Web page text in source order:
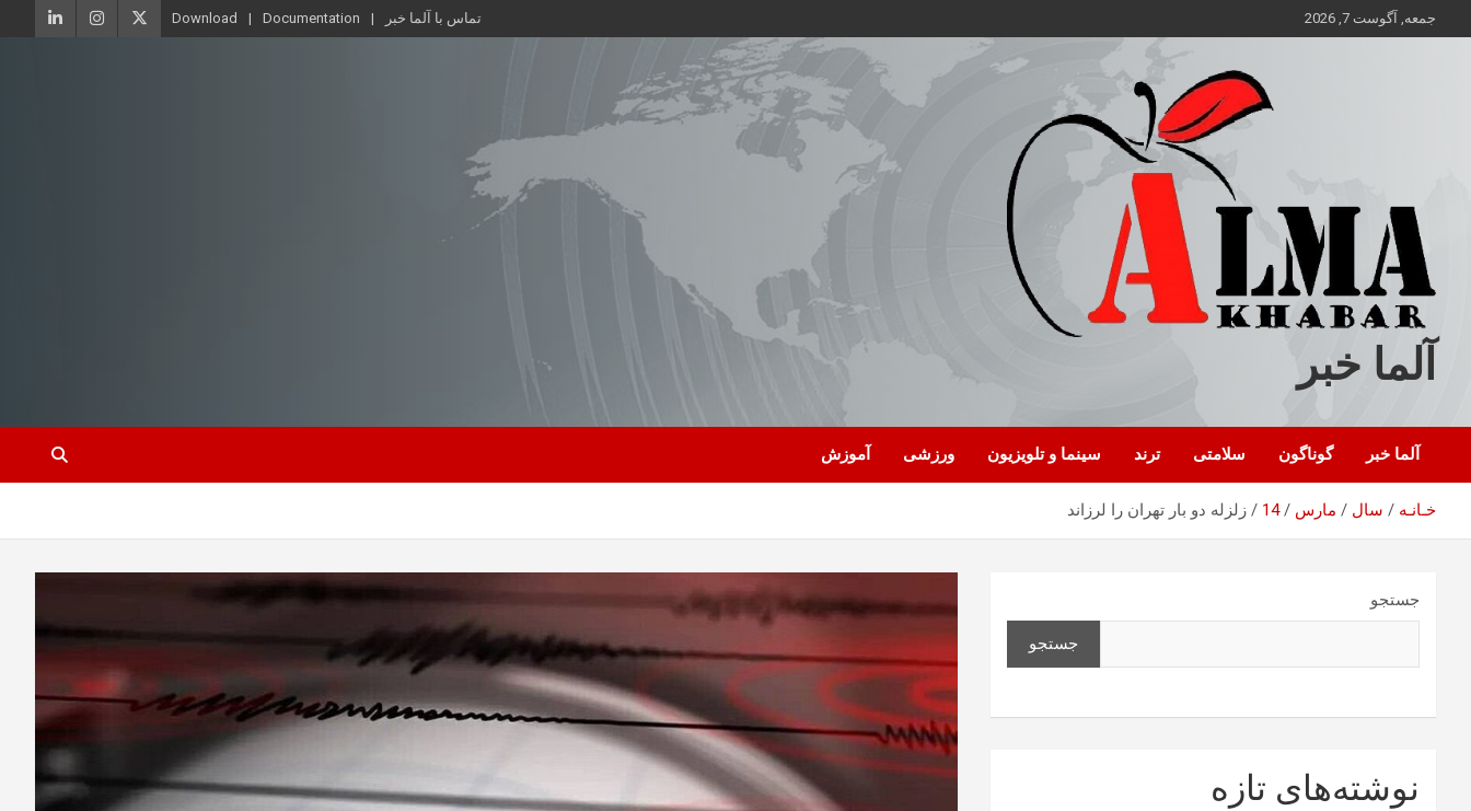
محتوا
جمعه, آگوست 7, 2026 تماس با آلما خبر Documentation
Download
آلما خبر
آلما خبر گوناگون سلامتی ترند سینما و تلویزیون ورزشی آموزش
خـانـه سال مارس 14 زلزله دو بار تهران را لرزاند
جستجو
جستجو
نوشته‌های تازه